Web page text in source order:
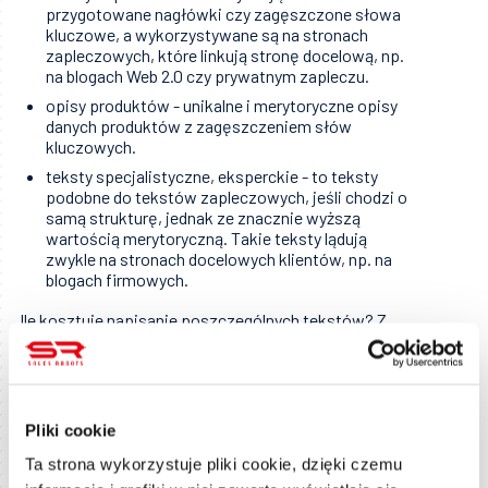
Pliki cookie
Ta strona wykorzystuje pliki cookie, dzięki czemu
przygotowane nagłówki czy zagęszczone słowa
kluczowe, a wykorzystywane są na stronach
zapleczowych, które linkują stronę docelową, np.
na blogach Web 2.0 czy prywatnym zapleczu.
opisy produktów - unikalne i merytoryczne opisy
danych produktów z zagęszczeniem słów
kluczowych.
teksty specjalistyczne, eksperckie - to teksty
podobne do tekstów zapleczowych, jeśli chodzi o
samą strukturę, jednak ze znacznie wyższą
wartością merytoryczną. Takie teksty lądują
zwykle na stronach docelowych klientów, np. na
blogach firmowych.
Ile kosztuje napisanie poszczególnych tekstów? Z
copywriterami rozliczamy się za ilość znaków ze
spacjami (zzs), a stawki liczone są za 1000
Teksty preclowe, katalogowe czy zapleczowe w
popularnych sieciach dla copywriterów to koszt od 2-